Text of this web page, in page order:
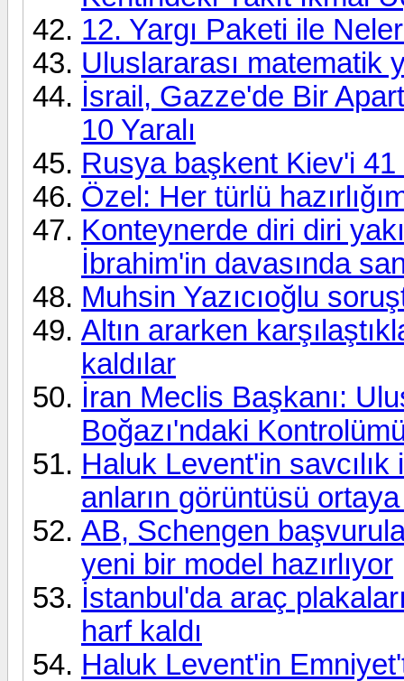
12. Yargı Paketi ile
Uluslararası matematik
İsrail, Gazze'de Bir
10 Yaralı
Rusya başkent Kiev'i
Özel: Her türlü
Konteynerde diri diri
İbrahim'in davasında
Muhsin Yazıcıoğlu
Altın ararken
kaldılar
İran Meclis Başkanı:
Boğazı'ndaki
Haluk Levent'in
anların görüntüsü ortaya
AB, Schengen
yeni bir model hazırlıyor
İstanbul'da araç
harf kaldı
Haluk Levent'in